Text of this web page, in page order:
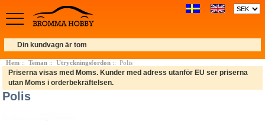
Din kundvagn är tom
Hem:: Teman:: Utryckningsfordon:: Polis
Priserna visas med Moms. Kunder med adress utanför EU ser priserna
utan Moms i orderbekräftelsen.
Polis